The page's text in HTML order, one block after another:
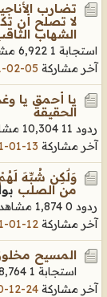
تضارب
لا تصلح أن
الشهاب
استجابة 1 6,922 مشاهدات
آخر مشاركة 05-02-2021, 16:08
يا أحمق يا
الحقيقة
ردود 11 10,304 مشاهدات
آخر مشاركة 13-01-2021, 03:28
وَلَٰكِن شُبِّهَ
من الصلب
ردود 0 1,874 مشاهدات
آخر مشاركة 12-01-2021, 22:44
المسيح
استجابة 1 8,764
آخر مشاركة 24-12-2020, 22:42